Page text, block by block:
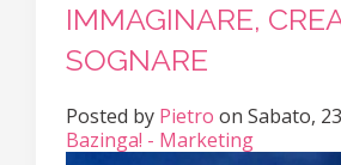
IMMAGINARE,
SOGNARE
Posted by Pietro on Sabato,
Bazinga! - Marketing